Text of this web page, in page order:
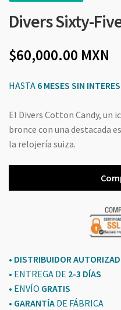
Divers Sixty-
60,000.00 MXN
HASTA 6 MESES SIN
El Divers Cotton Candy, un
bronce con una destacada
la relojería suiza.
• DISTRIBUIDOR
• ENTREGA DE 2-3 DÍAS
• ENVÍO GRATIS
• GARANTÍA DE FÁBRICA